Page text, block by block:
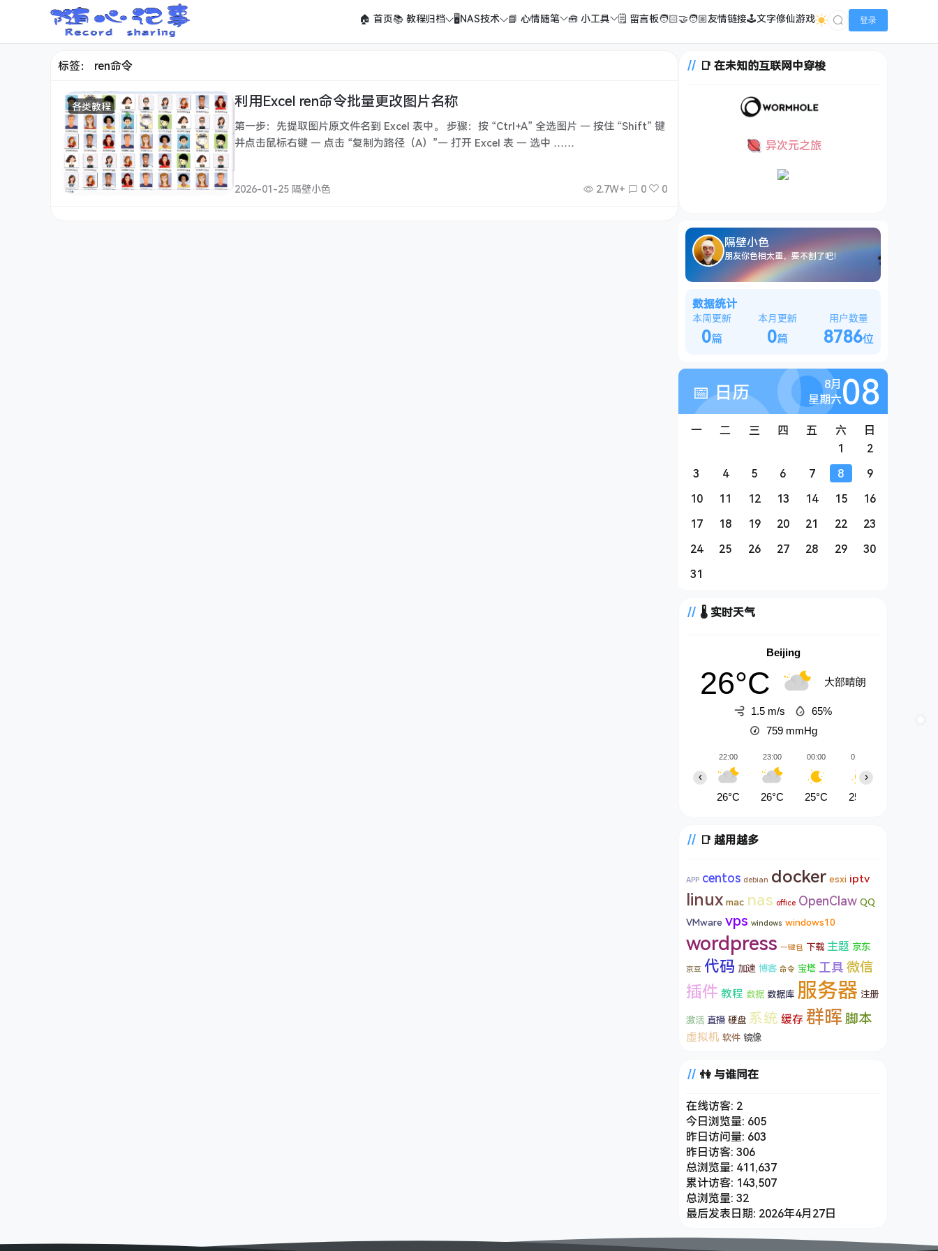
🏠 首页📚 教程归档 🖥️NAS技术 📘 心情随笔 🧰 小工具 🗒️ 留言板🧑🏻‍🤝‍🧑🏼友情链接🕹️文字修仙游戏 登录
标签： ren命令
各类教程 利用Excel ren命令批量更改图片名称
第一步：先提取图片原文件名到 Excel 表中。 步骤：按 “Ctrl+A” 全选图片 — 按住 “Shift” 键
并点击鼠标右键 — 点击 “复制为路径（A）”— 打开 Excel 表 — 选中 ……
2026-01-25 隔壁小色 2.7W+ 0 0
📑 在未知的互联网中穿梭
异次元之旅
隔壁小色
朋友你色相太重，要不割了吧！
数据统计
本周更新
0篇
本月更新
0篇
用户数量
8786位
📅 日历
8月
星期六08
一 二 三 四 五 六
日
1
2
3
4 5 6 7 8
9
10
11 12 13 14 15
16
17
18 19 20 21 22
23
24
25 26 27 28 29
30
31
🌡️ 实时天气
Beijing
26°C 大部晴朗
1.5 m/s
65%
759 mmHg
22:00
26°C
23:00
26°C
00:00
25°C
01:00
25°C
‹ ›
📑 越用越多
APP centos debian docker esxi iptv
linux mac nas office OpenClaw QQ
VMware vps windows windows10
wordpress 一键包 下载 主题 京东
京豆 代码 加速 博客 命令 宝塔 工具 微信
插件 教程 数据 数据库 服务器 注册
激活 直播 硬盘 系统 缓存 群晖脚本
虚拟机 软件 镜像
👫 与谁同在
在线访客: 2
今日浏览量: 605
昨日访问量: 603
昨日访客: 306
总浏览量: 411,637
累计访客: 143,507
总浏览量: 32
最后发表日期: 2026年4月27日